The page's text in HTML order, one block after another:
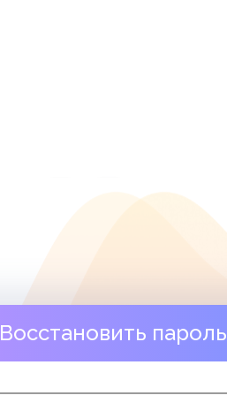
Восстановить пароль